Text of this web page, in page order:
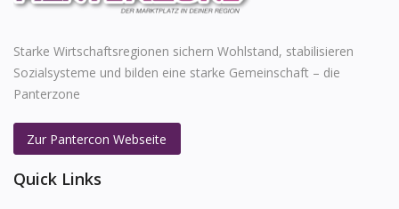
Starke Wirtschaftsregionen sichern Wohlstand, stabilisieren
Sozialsysteme und bilden eine starke Gemeinschaft – die
Panterzone
Zur Pantercon Webseite
Quick Links